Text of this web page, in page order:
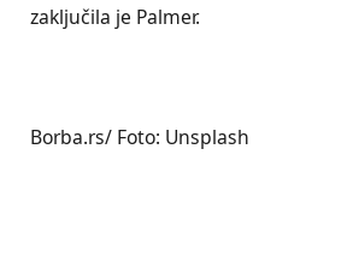
zaključila je Palmer.
Borba.rs/ Foto: Unsplash